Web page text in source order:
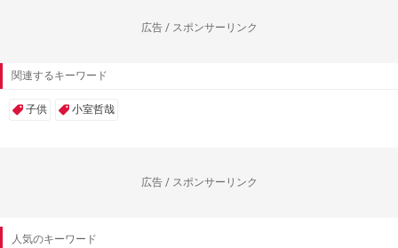
広告 / スポンサーリンク
関連するキーワード
子供 小室哲哉
広告 / スポンサーリンク
人気のキーワード